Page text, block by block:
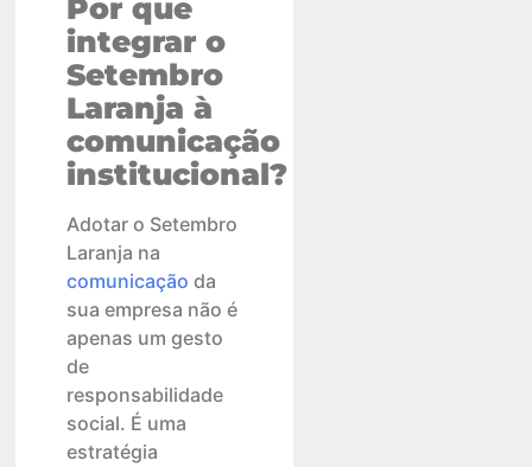
Por que
integrar o
Setembro
Laranja à
comunicação
institucional?
Adotar o Setembro
Laranja na
comunicação da
sua empresa não é
apenas um gesto
de
responsabilidade
social. É uma
estratégia